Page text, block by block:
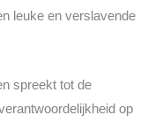
leuke en verslavende
spreekt tot de
op